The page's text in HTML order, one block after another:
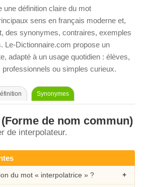
une définition claire du mot
sens en français moderne et,
des synonymes, contraires, exemples
Le-Dictionnaire.com propose un
adapté à un usage quotidien : élèves,
ou simples curieux.
Synonymes
(Forme de nom commun)
de interpolateur.
du mot « interpolatrice » ?